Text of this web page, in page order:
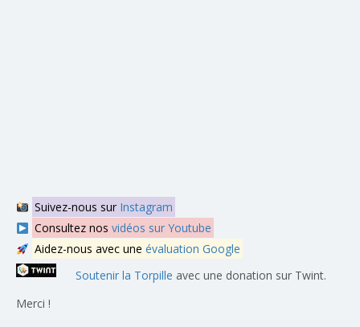
Suivez-nous sur Instagram
Consultez nos vidéos sur Youtube
Aidez-nous avec une évaluation Google
Soutenir la Torpille avec une donation sur Twint.
Merci !